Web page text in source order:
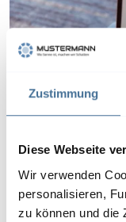
Zustimmung
Diese Webseite
Wir verwenden
personalisieren,
zu können und die